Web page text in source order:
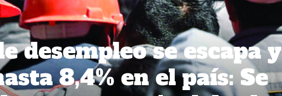
desempleo se escapa y
8,4% en el país: Se